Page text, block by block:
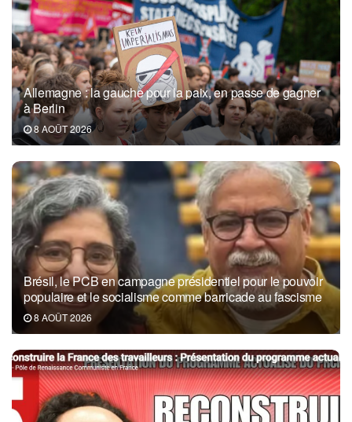
Allemagne : la gauche pour la paix, en passe de gagner
à Berlin
8 AOÛT 2026
Brésil, le PCB en campagne présidentiel pour le pouvoir
populaire et le socialisme comme barricade au fascisme
8 AOÛT 2026